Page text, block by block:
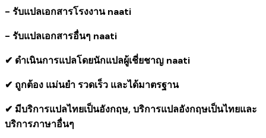
- รับแปลเอกสารโรงงาน naati
- รับแปลเอกสารอื่นๆ naati
✔ ดำเนินการแปลโดยนักแปลผู้เชี่ยชาญ naati
✔ ถูกต้อง แม่นยำ รวดเร็ว และได้มาตรฐาน
✔ มีบริการแปลไทยเป็นอังกฤษ, บริการแปลอังกฤษเป็นไทยและ
บริการภาษาอื่นๆ